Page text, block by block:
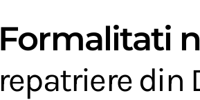
Formalitati
repatriere din